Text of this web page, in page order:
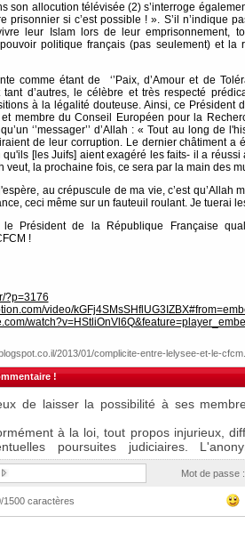
son allocution télévisée (2) s’interroge
prisonnier si c’est possible ! ». S’il n’indique
leur Islam lors de leur emprisonnement,
politique français (pas seulement) et la
comme étant de ‘’Paix, d’Amour et de
d’autres, le célèbre et très respecté
à la légalité douteuse. Ainsi, ce Président
et membre du Conseil Européen pour la
‘’messager’’ d’Allah : « Tout au long de
de leur corruption. Le dernier châtiment a
[les Juifs] aient exagéré les faits- il a
veut, la prochaine fois, ce sera par la main des
au crépuscule de ma vie, c’est qu’Allah
ceci même sur un fauteuil roulant. Je tuerai
Président de la République Française
!
?p=3176
video/
2013/01/complicite-entre-lelysee-et-le-
!
Mot de passe :
/1500 caractères